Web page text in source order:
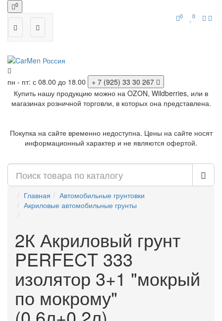
0
0
0
пн - пт: с 08.00 до 18.00
+ 7 (925) 33 30 267
Купить нашу продукцию можно на OZON, Wildberries, или в
магазинах розничной торговли, в которых она представлена.
Покупка на сайте временно недоступна. Цены на сайте носят
информационный характер и не являются офертой.
Главная
Автомобильные грунтовки
Акриловые автомобильные грунты
2К Акриловый грунт
PERFECT 333
изолятор 3+1 "мокрый
по мокрому"